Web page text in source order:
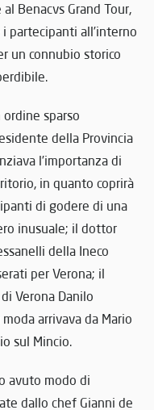
Benacvs Grand Tour,
partecipanti all’interno
un connubio storico
sparso
della Provincia
l’importanza di
in quanto coprirà
di godere di una
inusuale; il dottor
della Ineco
per Verona; il
Verona Danilo
arrivava da Mario
sul Mincio.
avuto modo di
dallo chef Gianni de